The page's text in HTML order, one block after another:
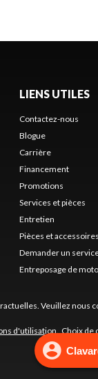
LIENS UTILES
Contactez-nous
Blogue
Carrière
Financement
Promotions
Services et pièces
Entretien
Pièces et accessoires
Demander un
Entreposage de moto
Veuillez nous
d'utilisation Choix de